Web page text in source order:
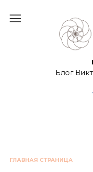
Блог
ГЛАВНАЯ СТРАНИЦА